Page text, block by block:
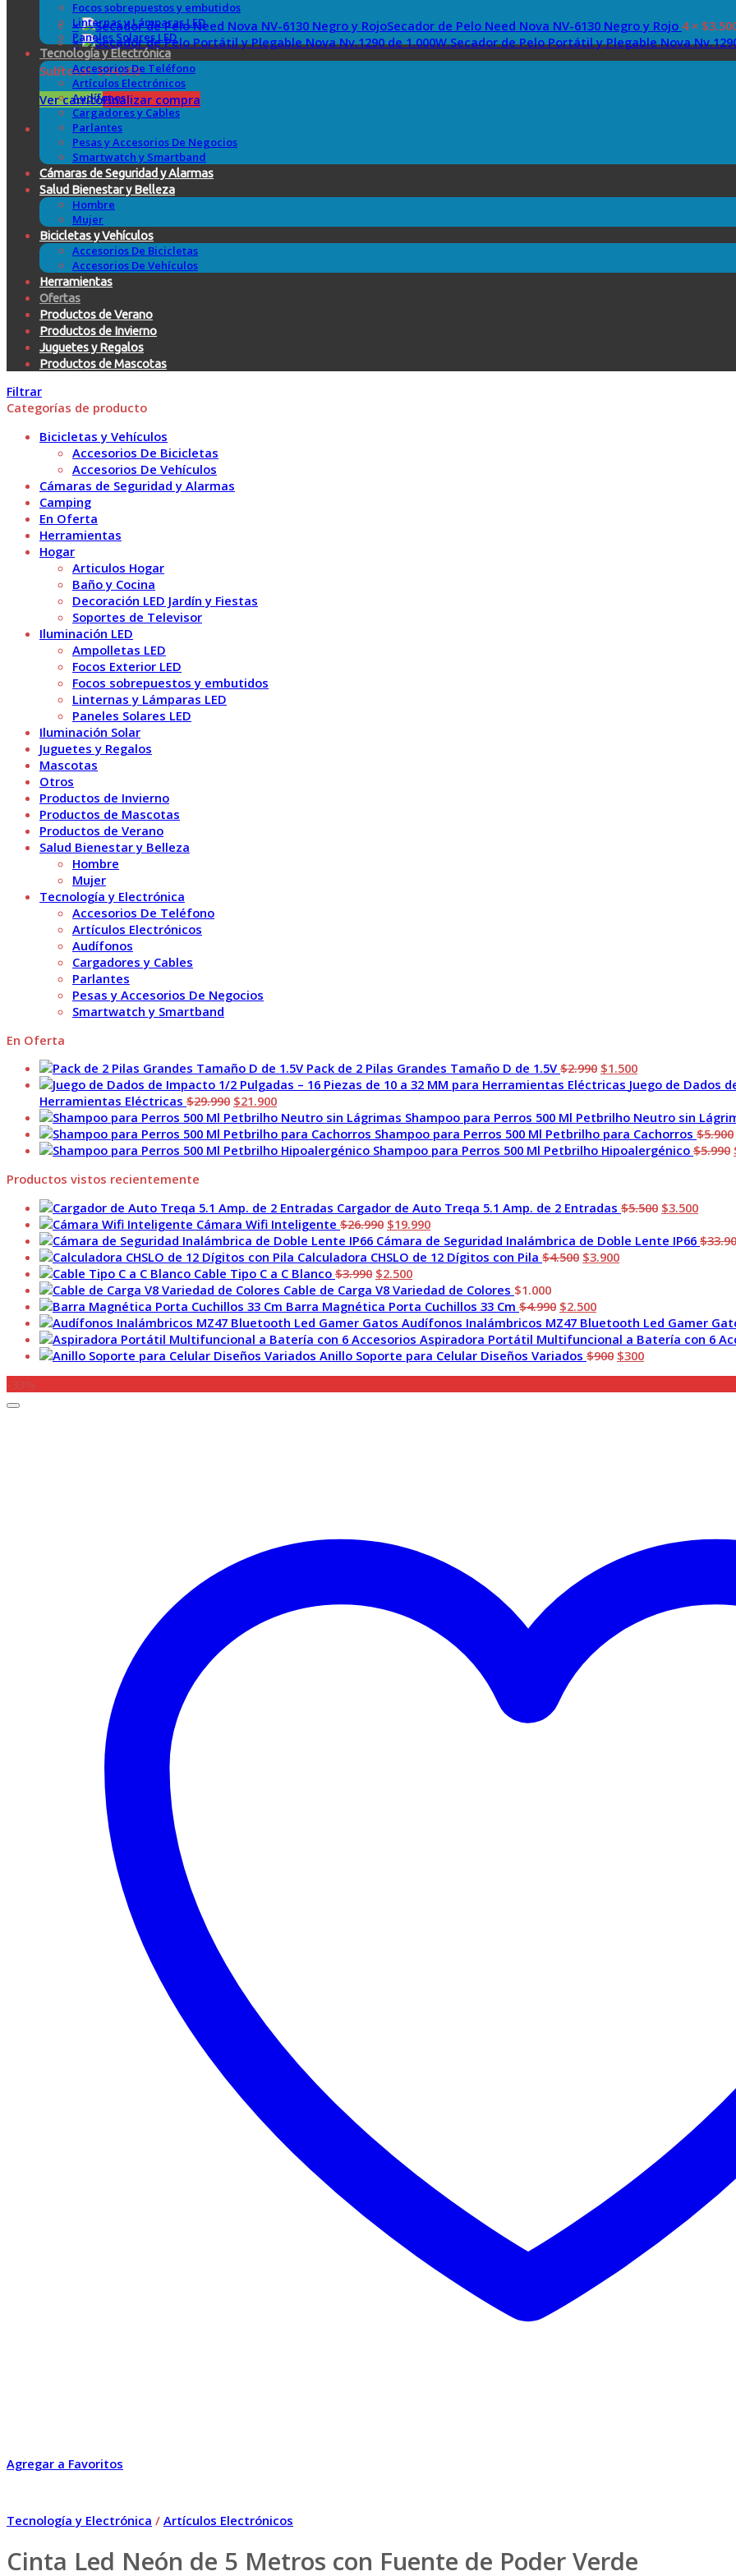
×
Secador de Pelo Need Nova NV-6130 Negro y Rojo 4 × $
×
Secador de Pelo Portátil y Plegable Nova
Subtotal: $24.000
Ver carritoFinalizar compra
Focos sobrepuestos y embutidos
Linternas y Lámparas LED
Paneles Solares LED
Tecnología y Electrónica
Accesorios De Teléfono
Artículos Electrónicos
Audífonos
Cargadores y Cables
Parlantes
Pesas y Accesorios De Negocios
Smartwatch y Smartband
Cámaras de Seguridad y Alarmas
Salud Bienestar y Belleza
Hombre
Mujer
Bicicletas y Vehículos
Accesorios De Bicicletas
Accesorios De Vehículos
Herramientas
Ofertas
Productos de Verano
Productos de Invierno
Juguetes y Regalos
Productos de Mascotas
Filtrar
Categorías de producto
Bicicletas y Vehículos
Accesorios De Bicicletas
Accesorios De Vehículos
Cámaras de Seguridad y Alarmas
Camping
En Oferta
Herramientas
Hogar
Articulos Hogar
Baño y Cocina
Decoración LED Jardín y Fiestas
Soportes de Televisor
Iluminación LED
Ampolletas LED
Focos Exterior LED
Focos sobrepuestos y embutidos
Linternas y Lámparas LED
Paneles Solares LED
Iluminación Solar
Juguetes y Regalos
Mascotas
Otros
Productos de Invierno
Productos de Mascotas
Productos de Verano
Salud Bienestar y Belleza
Hombre
Mujer
Tecnología y Electrónica
Accesorios De Teléfono
Artículos Electrónicos
Audífonos
Cargadores y Cables
Parlantes
Pesas y Accesorios De Negocios
Smartwatch y Smartband
En Oferta
Pack de 2 Pilas Grandes Tamaño D de 1.5V $2.990 El
precio
era:
$2.990.
$1.500El
precio
es:
$1.500.
Juego de Dados
Herramientas Eléctricas $29.990 El
precio
original
era:
$21.900El
precio
actual
es:
Shampoo para Perros 500 Ml Petbrilho Neutro sin
Shampoo para Perros 500 Ml Petbrilho para Cachorros $5.900
Shampoo para Perros 500 Ml Petbrilho Hipoalergénico $5.990
Productos vistos recientemente
Cargador de Auto Treqa 5.1 Amp. de 2 Entradas $5.500 El
original
$3.500El
actual
Cámara Wifi Inteligente $26.990 El
precio
original
era:
$26.990.
$19.990El
precio
actual
$19.990.
Cámara de Seguridad Inalámbrica de Doble Lente IP66 $
Calculadora CHSLO de 12 Dígitos con Pila $4.500 El
era:
$4.500.
$3.900El
$3.900.
Cable Tipo C a C Blanco $3.990 El
precio
original
era:
$3.990.
$2.500El
precio
actual
es:
$2.500.
Cable de Carga V8 Variedad de Colores $1.000
Barra Magnética Porta Cuchillos 33 Cm $4.990 El
precio
original
era:
$2.500El
precio
actual
es:
Audífonos Inalámbricos MZ47 Bluetooth Led Gamer
Aspiradora Portátil Multifuncional a Batería con 6
Anillo Soporte para Celular Diseños Variados $900 El
$300El
Agregar a Favoritos
Tecnología y Electrónica / Artículos Electrónicos
Cinta Led Neón de 5 Metros con Fuente de Poder Verde